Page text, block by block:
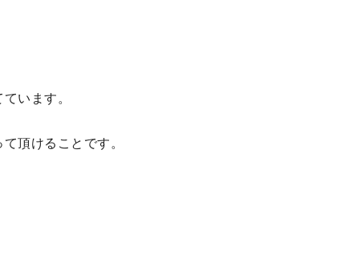
います。
頂けることです。